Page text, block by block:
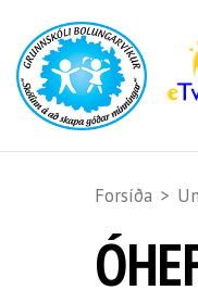
Forsíða >